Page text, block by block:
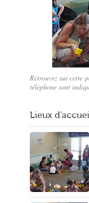
Un lieu
Retrouvez sur cette
téléphone sont
Lieux